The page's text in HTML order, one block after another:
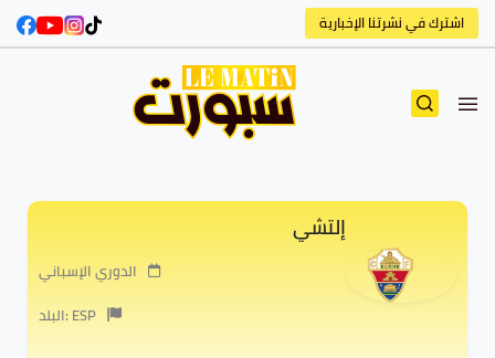
اشترك في نشرتنا الإخبارية
إلتشي
الدوري الإسباني
البلد: ESP